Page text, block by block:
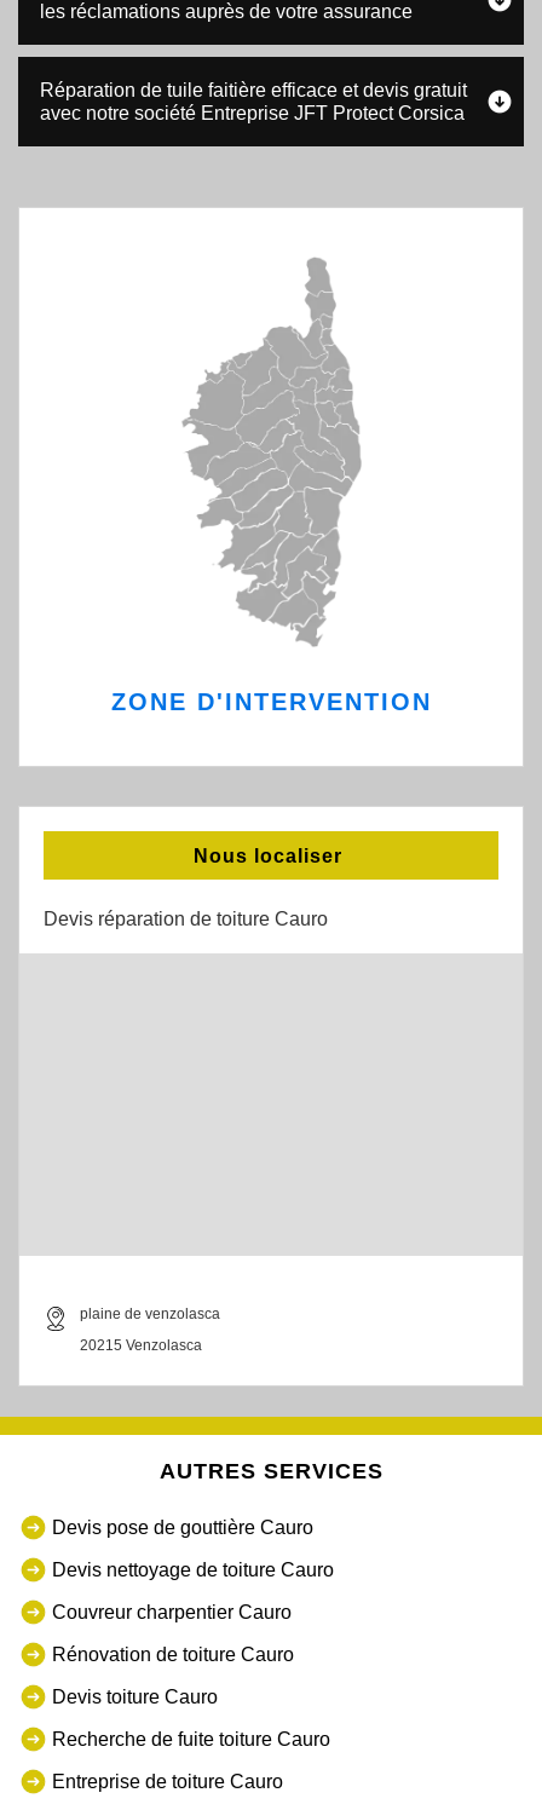
les réclamations auprès de votre assurance
Réparation de tuile faitière efficace et devis gratuit
avec notre société Entreprise JFT Protect Corsica
ZONE D'INTERVENTION
Nous localiser
Devis réparation de toiture Cauro
plaine de venzolasca
20215 Venzolasca
AUTRES SERVICES
Devis pose de gouttière Cauro
Devis nettoyage de toiture Cauro
Couvreur charpentier Cauro
Rénovation de toiture Cauro
Devis toiture Cauro
Recherche de fuite toiture Cauro
Entreprise de toiture Cauro